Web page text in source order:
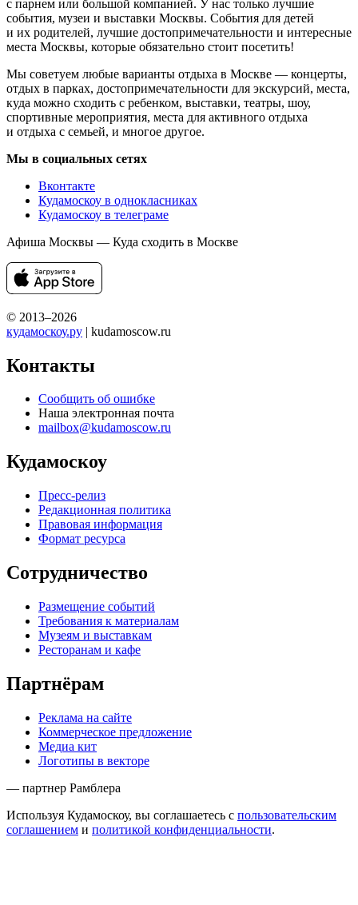
с парнем или большой компанией. У нас только лучшие
события, музеи и выставки Москвы. События для детей
и их родителей, лучшие достопримечательности и интересные
места Москвы, которые обязательно стоит посетить!
Мы советуем любые варианты отдыха в Москве — концерты,
отдых в парках, достопримечательности для экскурсий, места,
куда можно сходить с ребенком, выставки, театры, шоу,
спортивные мероприятия, места для активного отдыха
и отдыха с семьей, и многое другое.
Мы в социальных сетях
Вконтакте
Кудамоскоу в однокласниках
Кудамоскоу в телеграме
Афиша Москвы — Куда сходить в Москве
© 2013–2026
кудамоскоу.ру | kudamoscow.ru
Контакты
Сообщить об ошибке
Наша электронная почта
mailbox@kudamoscow.ru
Кудамоскоу
Пресс-релиз
Редакционная политика
Правовая информация
Формат ресурса
Сотрудничество
Размещение событий
Требования к материалам
Музеям и выставкам
Ресторанам и кафе
Партнёрам
Реклама на сайте
Коммерческое предложение
Медиа кит
Логотипы в векторе
— партнер Рамблера
Используя Кудамоскоу, вы соглашаетесь с пользовательским
соглашением и политикой конфиденциальности.